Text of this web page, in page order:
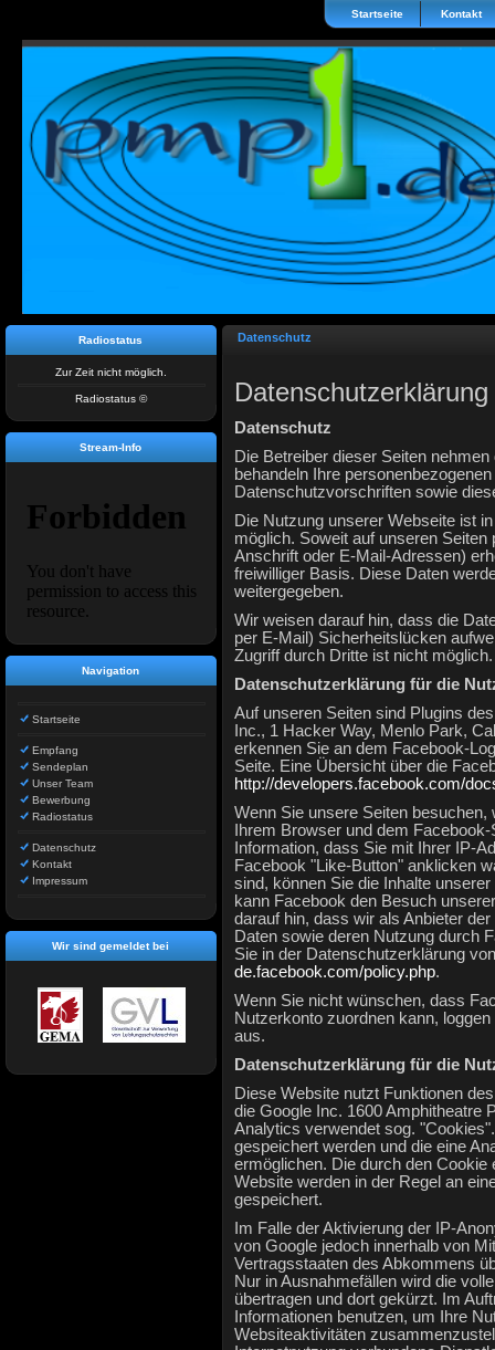
Startseite Kontakt
Radiostatus
Zur Zeit nicht möglich.
Radiostatus ©
Stream-Info
Navigation
Startseite
Empfang
Sendeplan
Unser Team
Bewerbung
Radiostatus
Datenschutz
Kontakt
Impressum
Wir sind gemeldet bei
Datenschutz
Datenschutzerklärung
Datenschutz
Die Betreiber dieser Seiten
behandeln Ihre
Datenschutzvorschriften sowie
Die Nutzung unserer Webseite ist
möglich. Soweit auf unseren
Anschrift oder E-Mail-Adressen)
freiwilliger Basis. Diese Daten
weitergegeben.
Wir weisen darauf hin, dass die
per E-Mail) Sicherheitslücken
Zugriff durch Dritte ist nicht möglich.
Datenschutzerklärung für die
Auf unseren Seiten sind Plugins
Inc., 1 Hacker Way, Menlo Park,
erkennen Sie an dem Facebook-
Seite. Eine Übersicht über die
http://developers.facebook.com/
Wenn Sie unsere Seiten
Ihrem Browser und dem
Information, dass Sie mit Ihrer IP-
Facebook "Like-Button" anklicken
sind, können Sie die Inhalte
kann Facebook den Besuch
darauf hin, dass wir als Anbieter
Daten sowie deren Nutzung durch
Sie in der Datenschutzerklärung
de.facebook.com/policy.php.
Wenn Sie nicht wünschen, dass
Nutzerkonto zuordnen kann,
aus.
Datenschutzerklärung für die
Diese Website nutzt Funktionen
die Google Inc. 1600 Amphitheatre
Analytics verwendet sog.
gespeichert werden und die eine
ermöglichen. Die durch den
Website werden in der Regel an
gespeichert.
Im Falle der Aktivierung der IP-
von Google jedoch innerhalb von
Vertragsstaaten des Abkommens
Nur in Ausnahmefällen wird die
übertragen und dort gekürzt. Im
Informationen benutzen, um Ihre
Websiteaktivitäten